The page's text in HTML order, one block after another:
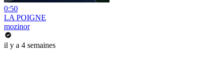
0:50
LA POIGNE
mozinor
il y a 4 semaines